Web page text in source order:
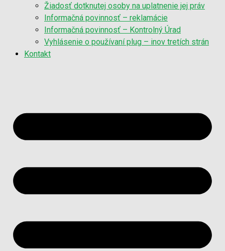
Žiadosť dotknutej osoby na uplatnenie jej práv
Informačná povinnosť – reklamácie
Informačná povinnosť – Kontrolný Úrad
Vyhlásenie o používaní plug – inov tretích strán
Kontakt